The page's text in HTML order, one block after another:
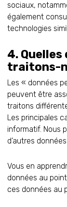
sociaux,
également
technologies
4.
traitons-
Les « données
peuvent être
traitons
Les principales
informatif. Nous
d’autres
Vous en
données au
ces données au